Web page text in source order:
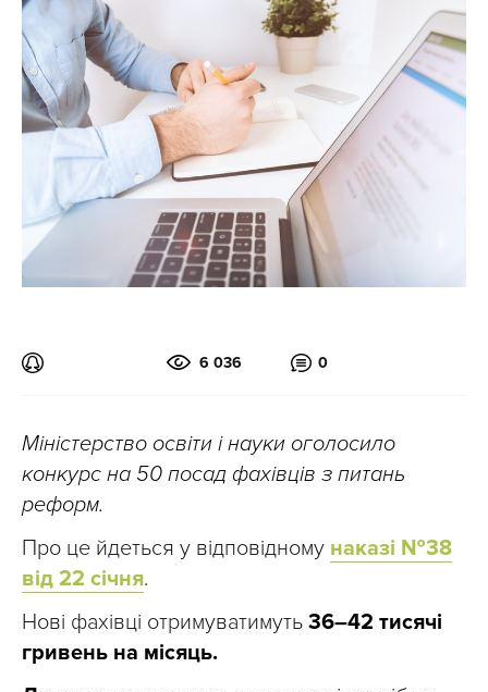
6 036 0
Міністерство освіти і науки оголосило
конкурс на 50 посад фахівців з питань
реформ.
Про це йдеться у відповідному наказі №38
від 22 січня.
Нові фахівці отримуватимуть 36–42 тисячі
гривень на місяць.